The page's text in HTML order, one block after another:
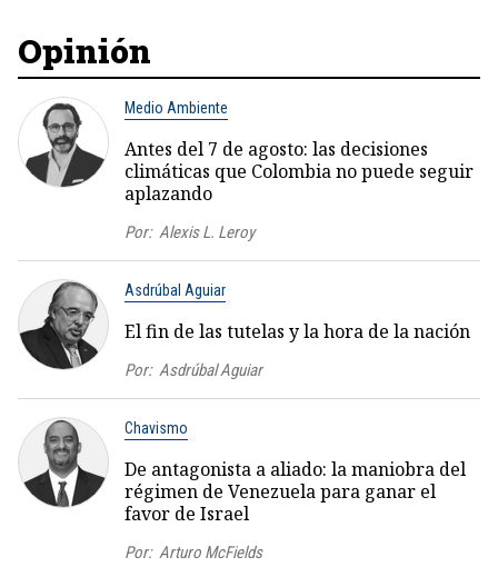
Opinión
Medio Ambiente
Antes del 7 de agosto: las decisiones
climáticas que Colombia no puede seguir
aplazando
Por: Alexis L. Leroy
Asdrúbal Aguiar
El fin de las tutelas y la hora de la nación
Por: Asdrúbal Aguiar
Chavismo
De antagonista a aliado: la maniobra del
régimen de Venezuela para ganar el
favor de Israel
Por: Arturo McFields